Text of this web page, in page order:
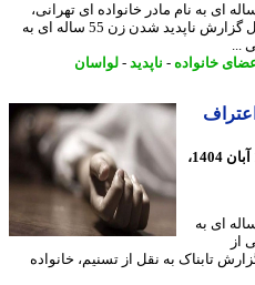
گزارش ناپدید شدن زن 55 ساله ای به نام مادر خانواده ای تهرانی،
زنگ آغاز یکی از معماهای… - پاییز امسال گزارش ناپدید شدن زن 55 ساله ای به
خانواده- ناپدید-لواسان
9 ماه پیش - شنبه 17 آبان 1404،
زن 55 ساله ای به
به نقل از تسنیم، خانواده